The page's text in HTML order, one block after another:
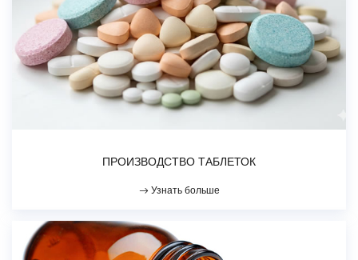
ПРОИЗВОДСТВО ТАБЛЕТОК
Узнать больше